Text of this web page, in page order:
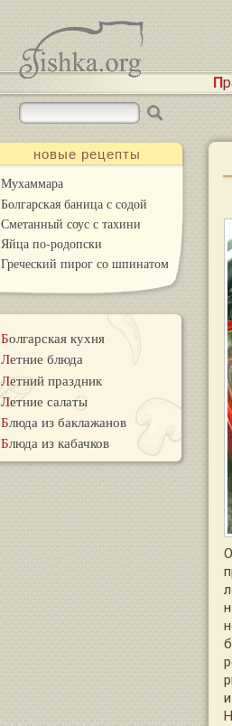
новые рецепты
Мухаммара
Болгарская баница с содой
Сметанный соус с тахини
Яйца по-родопски
Греческий пирог со шпинатом
Болгарская кухня
Летние блюда
Летний праздник
Летние салаты
Блюда из баклажанов
Блюда из кабачков